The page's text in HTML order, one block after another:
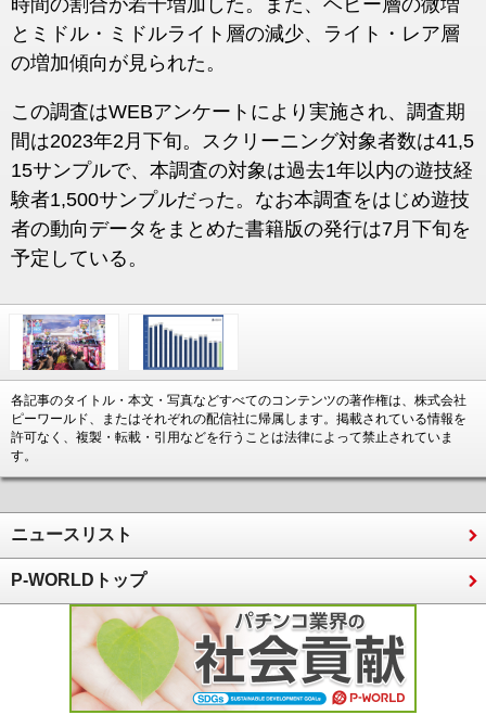
時間の割合が若干増加した。また、ヘビー層の微増
とミドル・ミドルライト層の減少、ライト・レア層
の増加傾向が見られた。
この調査はWEBアンケートにより実施され、調査期
間は2023年2月下旬。スクリーニング対象者数は41,5
15サンプルで、本調査の対象は過去1年以内の遊技経
験者1,500サンプルだった。なお本調査をはじめ遊技
者の動向データをまとめた書籍版の発行は7月下旬を
予定している。
各記事のタイトル・本文・写真などすべてのコンテンツの著作権は、株式会社
ピーワールド、またはそれぞれの配信社に帰属します。掲載されている情報を
許可なく、複製・転載・引用などを行うことは法律によって禁止されていま
す。
ニュースリスト
P-WORLDトップ